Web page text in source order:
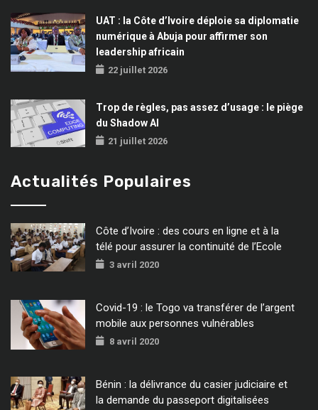
UAT : la Côte d’Ivoire déploie sa diplomatie
numérique à Abuja pour affirmer son
leadership africain
22 juillet 2026
Trop de règles, pas assez d’usage : le piège
du Shadow AI
21 juillet 2026
Actualités Populaires
Côte d’Ivoire : des cours en ligne et à la
télé pour assurer la continuité de l’Ecole
3 avril 2020
Covid-19 : le Togo va transférer de l’argent
mobile aux personnes vulnérables
8 avril 2020
Bénin : la délivrance du casier judiciaire et
la demande du passeport digitalisées